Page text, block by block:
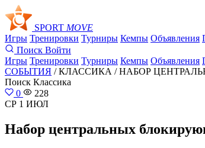
SPORT MOVE
Игры Тренировки Турниры Кемпы Объявления
Поиск Войти
Игры Тренировки Турниры Кемпы Объявления
СОБЫТИЯ / КЛАССИКА /НАБОР
Поиск Классика
0
228
СР 1 ИЮЛ
Набор центральных